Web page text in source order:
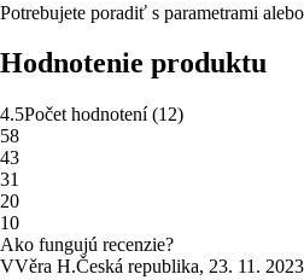
Potrebujete poradiť s parametrami
Hodnotenie produktu
4.5Počet hodnotení(12)
58
43
31
20
10
Ako fungujú recenzie?
VVěra H.Česká republika, 23. 11. 2023